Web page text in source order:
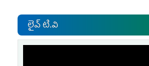
లైవ్ టి.వి